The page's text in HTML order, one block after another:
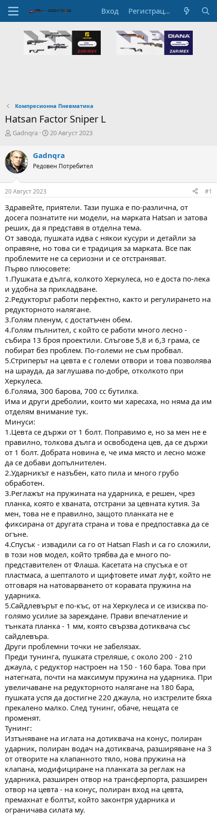
Вход Регистрация
Компресионна Пневматика
Hatsan Factor Sniper L
А
т
о
р
н
а
т
м
а
т
а
Gadnqra
Н
а
л
а
т
а
20 Август 2023
Gadnqra
Редовен Потребител
20 Август 2023 #1
Здравейте, приятели. Тази пушка е по-различна, от
досега познатите ни модели, на марката Hatsan и затова
реших, да я представя в отделна тема.
От завода, пушката идва с някои кусури и детайли за
оправяне, но това си е традиция за марката. Все пак
проблемите не са сериозни и се отстраняват.
Първо плюсовете:
1.Пушката е дълга, колкото Херкулеса, но е доста по-лека
и удобна за прикладване.
2.Редукторът работи перфектно, както и регулирането на
редукторното налягане.
3.Голям пленум, с достатъчен обем.
4.Голям пълнител, с който се работи много лесно -
събира 13 броя проектили. Слъгове 5,8 и 6,3 грама, се
побират без проблем. По-големи не съм пробвал.
5.Стриперът на цевта е с големи отвори и това позволява
на шрауда, да заглушава по-добре, отколкото при
Херкулеса.
6.Голяма, 300 барова, 700 сс бутилка.
Има и други дреболии, които ми харесаха, но няма да им
отделям внимание тук.
Минуси:
1.Цевта се държи от 1 болт. Поправимо е, но за мен не е
правилно, толкова дълга и освободена цев, да се държи
от 1 болт. Добрата новина е, че има място и лесно може
да се добави допълнителен.
2.Ударникът е назъбен, като пила и много грубо
обработен.
3.Реглажът на пружината на ударника, е решен, чрез
планка, която е хваната, отстрани за цевната кутия. За
мен, това не е правилно, защото планката не е
фиксирана от другата страна и това е предпоставка да се
огъне.
4.Спусък - извадили са го от Hatsan Flash и са го сложили,
в този нов модел, който трябва да е много по-
представителен от Флаша. Касетата на спусъка е от
пластмаса, а шепталото и щифтовете имат луфт, който не
отговаря на натоварването от коравата пружина на
ударника.
5.Сайдлевърът е по-къс, от на Херкулеса и се изисква по-
голямо усилие за зареждане. Прави впечатление и
тънката планка - 1 мм, която свързва дотиквача със
сайдлевъра.
Други проблемни точки не забелязах.
Преди тунинга, пушката стреляше, с около 200 - 210
джаула, с редуктор настроен на 150 - 160 бара. Това при
натегната, почти на максимум пружина на ударника. При
увеличаване на редукторното налягане на 180 бара,
пушката успя да достигне 220 джаула, но изстрелите бяха
прекалено малко. След тунинг, обаче, нещата се
променят.
Тунинг:
Изтъняване на иглата на дотиквача на конус, полиран
ударник, полиран водач на дотиквача, разширяване на 3
от отворите на клапанното тяло, нова пружина на
клапана, модифициране на планката за реглаж на
ударника, разширен отвор на трансферпорта, разширен
отвор на цевта - на конус, полиран вход на цевта,
премахнат е болтът, който законтря ударника и
ограничава силата му.